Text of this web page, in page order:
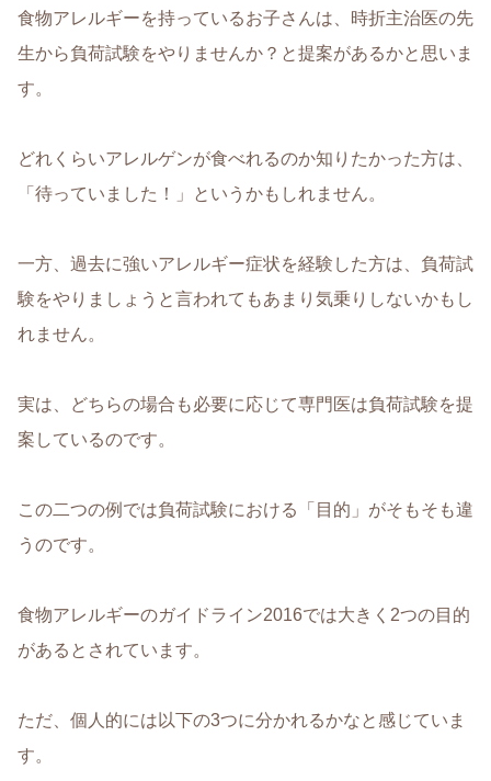
食物アレルギーを持っているお子さんは、時折主治医の先
生から負荷試験をやりませんか？と提案があるかと思いま
す。
どれくらいアレルゲンが食べれるのか知りたかった方は、
「待っていました！」というかもしれません。
一方、過去に強いアレルギー症状を経験した方は、負荷試
験をやりましょうと言われてもあまり気乗りしないかもし
れません。
実は、どちらの場合も必要に応じて専門医は負荷試験を提
案しているのです。
この二つの例では負荷試験における「目的」がそもそも違
うのです。
食物アレルギーのガイドライン2016では大きく2つの目的
があるとされています。
ただ、個人的には以下の3つに分かれるかなと感じていま
す。